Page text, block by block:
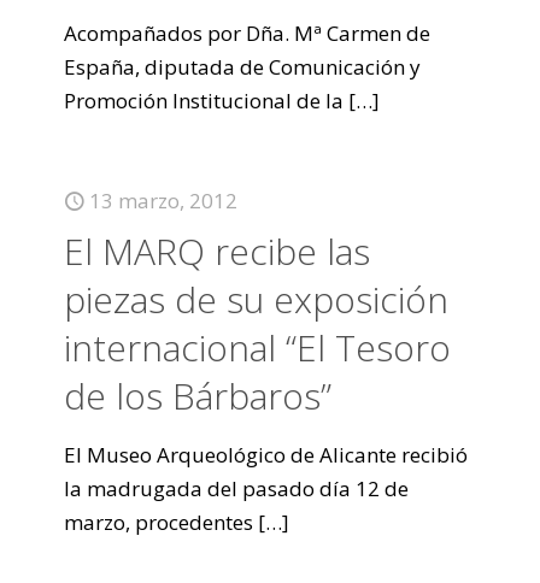
Acompañados por Dña. Mª Carmen de
España, diputada de Comunicación y
Promoción Institucional de la […]
13 marzo, 2012
El MARQ recibe las
piezas de su exposición
internacional “El Tesoro
de los Bárbaros”
El Museo Arqueológico de Alicante recibió
la madrugada del pasado día 12 de
marzo, procedentes […]